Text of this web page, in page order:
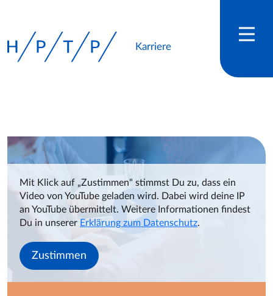
Karriere
Mit Klick auf „Zustimmen" stimmst Du zu, dass ein
Video von YouTube geladen wird. Dabei wird deine IP
an YouTube übermittelt. Weitere Informationen findest
Du in unserer Erklärung zum Datenschutz.
Zustimmen